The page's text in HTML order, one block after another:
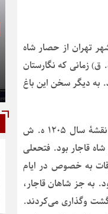
تهران از حصار شاه
بود. این که باغ در چه زمانی ساخته شده روشن نیست؛ اما در سال ۱۱۵۴ ه. ش (۱۱۹۰ ه. ق) زمانی که نگارستان
به دیگر سخن این باغ
دسترسی به باغ لاله‌زار از طریق دروازه دولت در شمال ارگ بود. این باغ، چنان که از بررسی نقشۀ سال ۱۲۰۵ ه. ش
شاه قاجار بود. فتحعلی
به خصوص در ایام
به جز شاهان قاجار،
گشت وگذاری می‌کردند.